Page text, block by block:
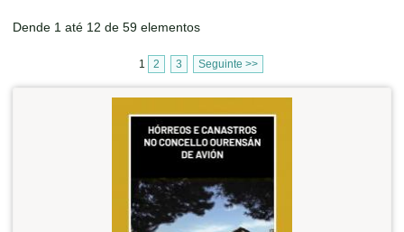
Dende 1 até 12 de 59 elementos
1 2 3 Seguinte >>